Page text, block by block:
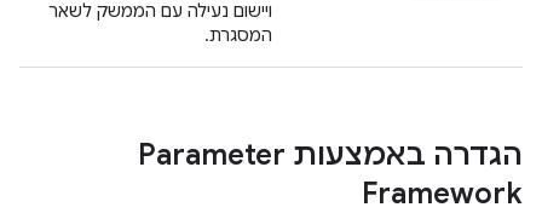
ויישום נעילה עם הממשק לשאר
המסגרת.
הגדרה באמצעות Parameter
Framework